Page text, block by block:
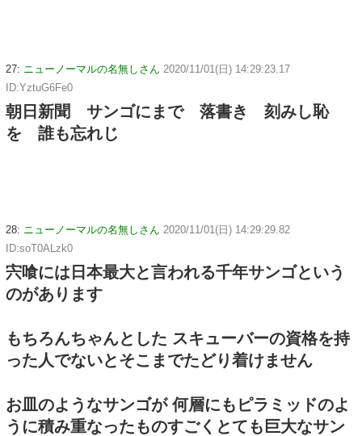
27: ニューノーマルの名無しさん 2020/11/01(日) 14:29:23.17
ID:YztuG6Fe0
朝日新聞 サンゴにまで 落書き 刻みし恥
を 誰も忘れじ
28: ニューノーマルの名無しさん 2020/11/01(日) 14:29:29.82
ID:soT0ALzk0
宍喰には日本最大と言われる千年サンゴという
のがあります
もちろんちゃんとした スキューバーの資格を持
った人でないとそこまでたどり着けません
お皿のようなサンゴが 何層にもピラミッドのよ
うに積み重なったものすごくとても巨大なサン